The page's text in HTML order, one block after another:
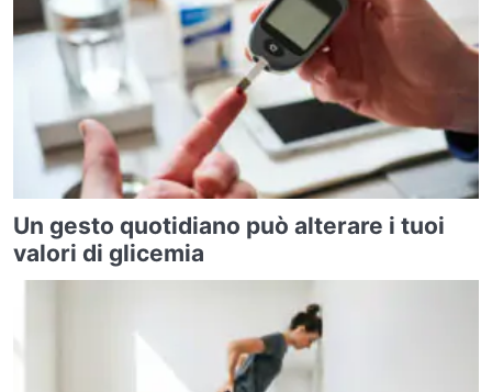
Un gesto quotidiano può alterare i tuoi
valori di glicemia